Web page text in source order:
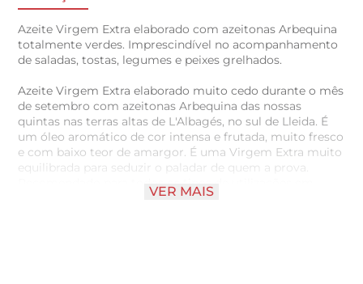
Azeite Virgem Extra elaborado com azeitonas Arbequina
totalmente verdes. Imprescindível no acompanhamento
de saladas, tostas, legumes e peixes grelhados.
Azeite Virgem Extra elaborado muito cedo durante o mês
de setembro com azeitonas Arbequina das nossas
quintas nas terras altas de L'Albagés, no sul de Lleida. É
um óleo aromático de cor intensa e frutada, muito fresco
e com baixo teor de amargor. É uma Virgem Extra muito
equilibrada para seduzir o paladar de quem a prova.
Recomendado para todos os tipos de utilizações em
bruto, de forma a manter todas as suas características
VER MAIS